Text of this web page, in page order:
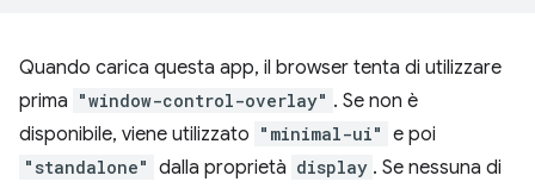
Quando carica questa app, il browser tenta di utilizzare
prima "window-control-overlay" . Se non è
disponibile, viene utilizzato "minimal-ui" e poi
"standalone" dalla proprietà display . Se nessuna di